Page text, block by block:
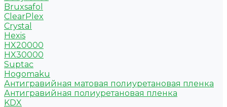
Bruxsafol
ClearPlex
Crystal
Hexis
HX20000
HX30000
Suptac
Hogomaku
Антигравийная матовая полиуретановая пленка
Антигравийная полиуретановая пленка
KDX